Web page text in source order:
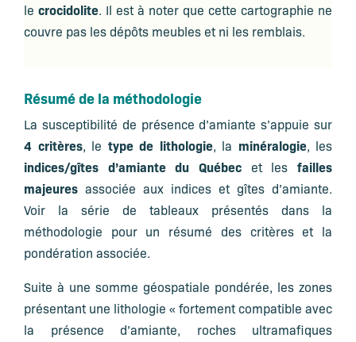
le crocidolite. Il est à noter que cette cartographie ne
couvre pas les dépôts meubles et ni les remblais.
Résumé de la méthodologie
La susceptibilité de présence d’amiante s’appuie sur
4 critères, le type de lithologie, la minéralogie, les
indices/gîtes d’amiante du Québec et les failles
majeures associée aux indices et gîtes d’amiante.
Voir la série de tableaux présentés dans la
méthodologie pour un résumé des critères et la
pondération associée.
Suite à une somme géospatiale pondérée, les zones
présentant une lithologie « fortement compatible avec
la présence d’amiante, roches ultramafiques